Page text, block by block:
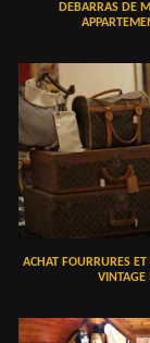
DEBARRAS DE
ACHAT FOURRURES
VINTAGE